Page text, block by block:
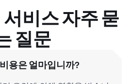
비스 자주 묻
질문
용은 얼마입니까?